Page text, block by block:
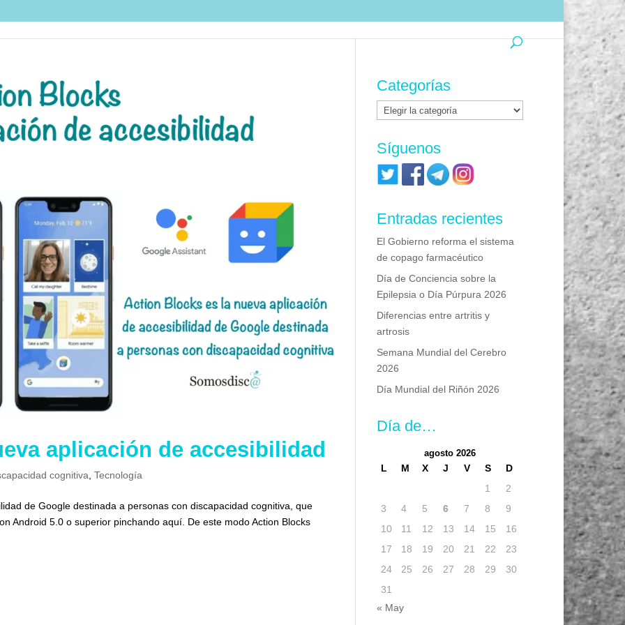
aplicación de accesibilidad
cognitiva ,Tecnología
de Google destinada a personas con discapacidad cognitiva, que
Android 5.0 o superior pinchando aquí. De este modo Action Blocks
Categorías
Categorías
Síguenos
Entradas recientes
El Gobierno reforma el sistema
de copago farmacéutico
Día de Conciencia sobre la
Epilepsia o Día Púrpura 2026
Diferencias entre artritis y
artrosis
Semana Mundial del Cerebro
2026
Día Mundial del Riñón 2026
Día de…
agosto 2026
L M X J V S
D
1
2
3
4 5 6 7 8
9
10
11 12 13 14 15
16
17
18 19 20 21 22
23
24
25 26 27 28 29
30
31
« May